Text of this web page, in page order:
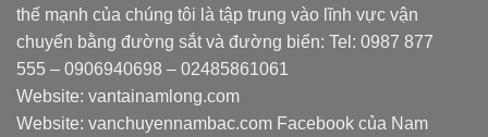
thế mạnh của chúng tôi là tập trung vào lĩnh vực vận
chuyển bằng đường sắt và đường biển: Tel: 0987 877
555 – 0906940698 – 02485861061
Website: vantainamlong.com
Website: vanchuyennambac.com Facebook của Nam